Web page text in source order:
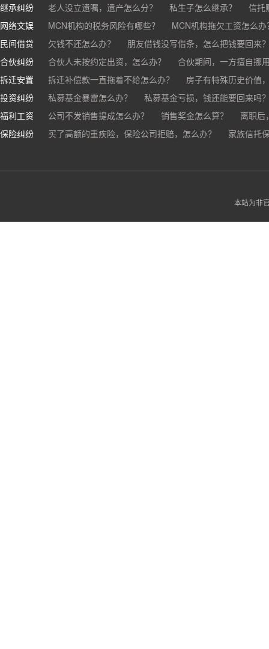
医美机构宣传的与实际结果不符怎么办？
医疗事故怎么
医疗器械出问题，怎么办？
继承纠纷 老人没立遗嘱，遗产怎么分？ 私生子怎么继承？
信托
基金怎么继承？
股票怎么继承？
网络文娱 MCN机构的税务风险有哪些？
MCN机构拖欠工资怎么办
抖音账号归谁？
民间借贷 欠钱不还怎么办？
朋友借钱没写借条，怎么把钱要回来
帮人担保借款，对方不还，我要承担全部责任吗？
合伙纠纷 合伙人未按约定出资，怎么办？
合伙期间，一方擅自挪
和合伙人有矛盾，怎么办？
拆迁安置 拆迁补偿款一直拖着不给怎么办？
房子有特殊历史价值
投资纠纷
私募基金暴雷怎么办？
私募基金亏损，钱还能要回来吗
福利工资
公司不发销售提成怎么办？ 销售奖金怎么算？
离职后
销售目标未完成，公司有权不发提成和奖金吗？
公司变
保险纠纷 买了高额的重疾险，保险公司拒赔，怎么办？
家族信托
本站为非